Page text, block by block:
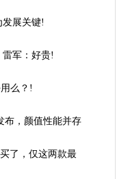
展关键!
军：好贵!
么？!
布，颜值性能并存
了，仅这两款最